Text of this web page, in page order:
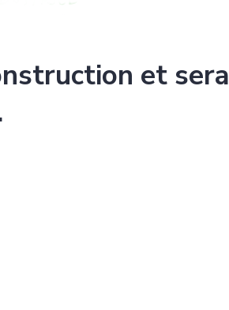
et sera